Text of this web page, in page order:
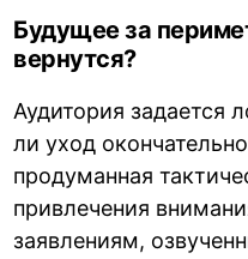
Будущее за
вернутся?
Аудитория задается
ли уход
продуманная
привлечения
заявлениям,